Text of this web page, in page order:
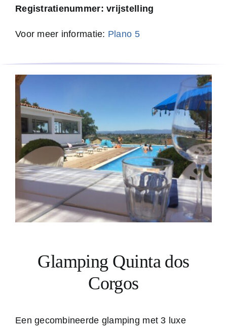
Registratienummer: vrijstelling
Voor meer informatie: Plano 5
Glamping Quinta dos
Corgos
Een gecombineerde glamping met 3 luxe